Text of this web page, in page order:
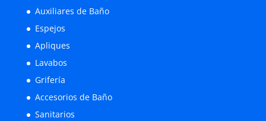
Auxiliares de Baño
Espejos
Apliques
Lavabos
Grifería
Accesorios de Baño
Sanitarios